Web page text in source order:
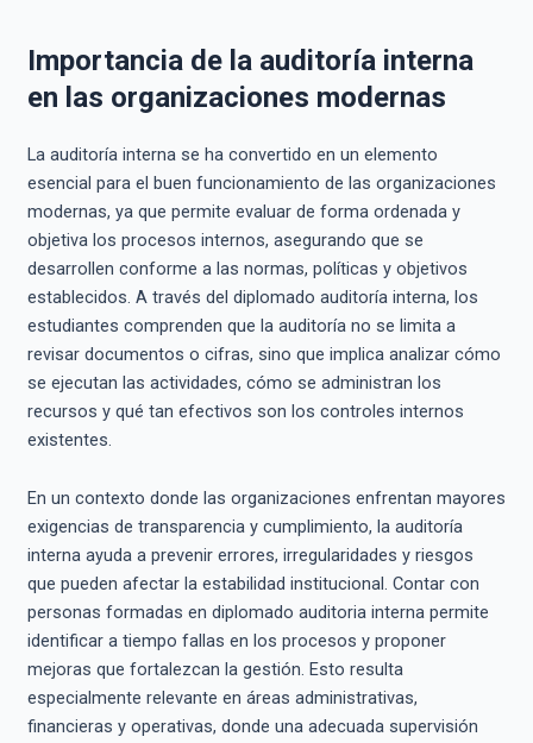
Importancia de la auditoría interna
en las organizaciones modernas
La auditoría interna se ha convertido en un elemento
esencial para el buen funcionamiento de las organizaciones
modernas, ya que permite evaluar de forma ordenada y
objetiva los procesos internos, asegurando que se
desarrollen conforme a las normas, políticas y objetivos
establecidos. A través del diplomado auditoría interna, los
estudiantes comprenden que la auditoría no se limita a
revisar documentos o cifras, sino que implica analizar cómo
se ejecutan las actividades, cómo se administran los
recursos y qué tan efectivos son los controles internos
existentes.
En un contexto donde las organizaciones enfrentan mayores
exigencias de transparencia y cumplimiento, la auditoría
interna ayuda a prevenir errores, irregularidades y riesgos
que pueden afectar la estabilidad institucional. Contar con
personas formadas en diplomado auditoria interna permite
identificar a tiempo fallas en los procesos y proponer
mejoras que fortalezcan la gestión. Esto resulta
especialmente relevante en áreas administrativas,
financieras y operativas, donde una adecuada supervisión